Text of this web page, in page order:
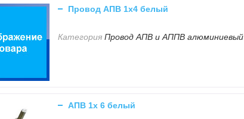
Провод АПВ 1х4 белый
Категория Провод АПВ и АППВ алюминиевый
АПВ 1х 6 белый